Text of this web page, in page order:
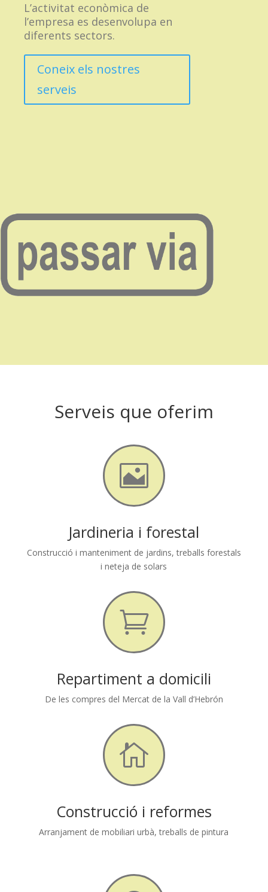
L’activitat econòmica de
l’empresa es desenvolupa en
diferents sectors.
Coneix els nostres
serveis
Serveis que oferim

Jardineria i forestal
Construcció i manteniment de jardins, treballs forestals
i neteja de solars

Repartiment a domicili
De les compres del Mercat de la Vall d’Hebrón

Construcció i reformes
Arranjament de mobiliari urbà, treballs de pintura